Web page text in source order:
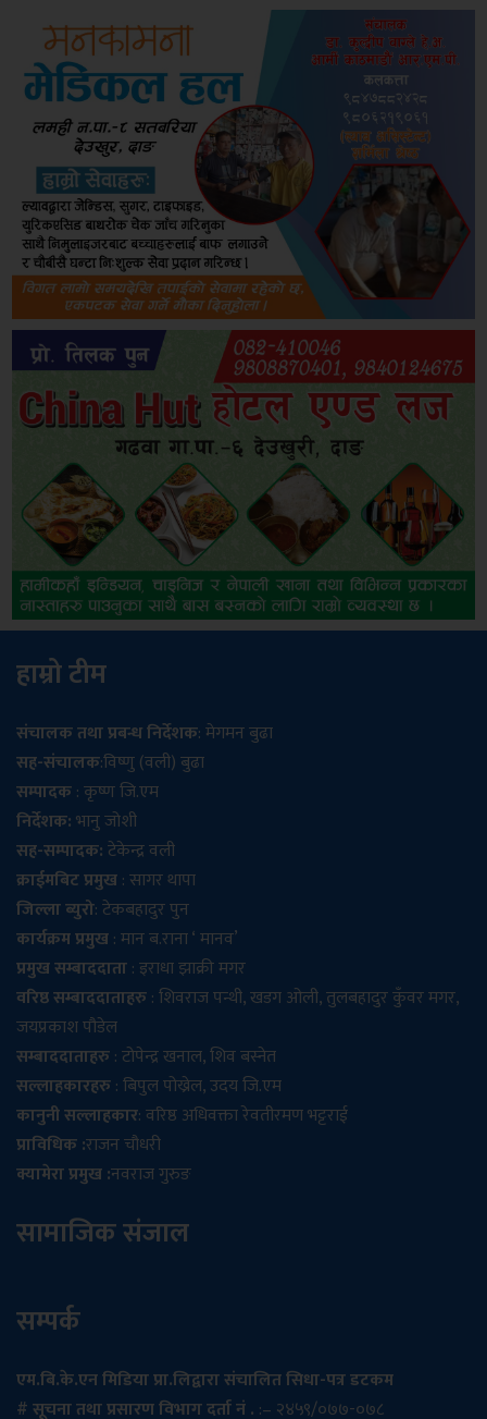
हाम्रो टीम
संचालक तथा प्रबन्ध निर्देशक: मेगमन बुढा
सह-संचालक:विष्णु (वली) बुढा
सम्पादक: कृष्ण जि.एम
निर्देशक:भानु जोशी
सह-सम्पादक:टेकेन्द्र वली
क्राईमबिट प्रमुख: सागर थापा
जिल्ला ब्युरो: टेकबहादुर पुन
कार्यक्रम प्रमुख: मान ब.राना ‘ मानव’
प्रमुख सम्बाददाता: इराधा झाक्री मगर
वरिष्ठ सम्बाददाताहरु: शिवराज पन्थी, खडग ओली, तुलबहादुर कुँवर मगर,
जयप्रकाश पौडेल
सम्बाददाताहरु: टोपेन्द्र खनाल, शिव बस्नेत
सल्लाहकारहरु: बिपुल पोख्रेल, उदय जि.एम
कानुनी सल्लाहकार: वरिष्ठ अधिवक्ता रेवतीरमण भट्टराई
प्राविधिक :राजन चौधरी
क्यामेरा प्रमुख :नवराज गुरुङ
सामाजिक संजाल
सम्पर्क
एम.बि.के.एन मिडिया प्रा.लिद्वारा संचालित सिधा-पत्र डटकम
# सूचना तथा प्रसारण विभाग दर्ता नं . :– २४५९/०७७-०७८